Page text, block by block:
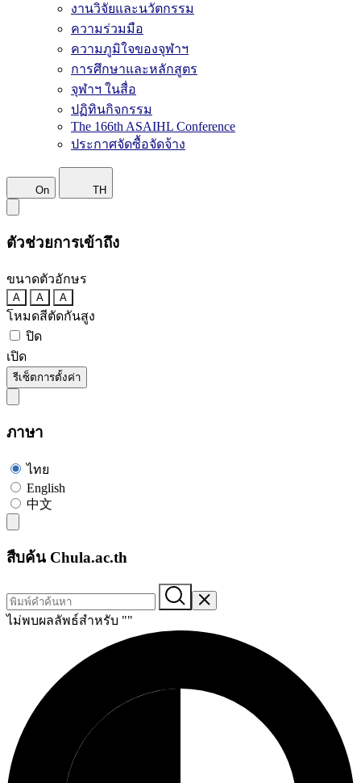
งานวิจัยและนวัตกรรม
ความร่วมมือ
ความภูมิใจของจุฬาฯ
การศึกษาและหลักสูตร
จุฬาฯ ในสื่อ
ปฏิทินกิจกรรม
The 166th ASAIHL Conference
ประกาศจัดซื้อจัดจ้าง
On TH
ตัวช่วยการเข้าถึง
ขนาดตัวอักษร
A A A
โหมดสีตัดกันสูง
ปิด
เปิด
รีเซ็ตการตั้งค่า
ภาษา
ไทย
English
中文
สืบค้น Chula.ac.th
ไม่พบผลลัพธ์สำหรับ ""